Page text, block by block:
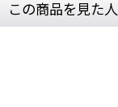
この商品を見た